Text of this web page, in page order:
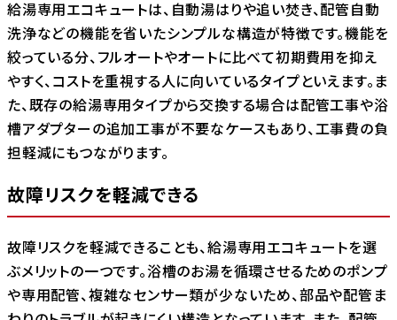
給湯専用エコキュートは、自動湯はりや追い焚き、配管自動
洗浄などの機能を省いたシンプルな構造が特徴です。機能を
絞っている分、フルオートやオートに比べて初期費用を抑え
やすく、コストを重視する人に向いているタイプといえます。ま
た、既存の給湯専用タイプから交換する場合は配管工事や浴
槽アダプターの追加工事が不要なケースもあり、工事費の負
担軽減にもつながります。
故障リスクを軽減できる
故障リスクを軽減できることも、給湯専用エコキュートを選
ぶメリットの一つです。浴槽のお湯を循環させるためのポンプ
や専用配管、複雑なセンサー類が少ないため、部品や配管ま